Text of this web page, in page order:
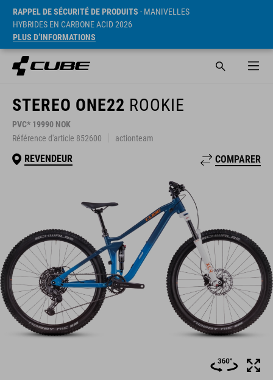
RAPPEL DE SÉCURITÉ DE PRODUITS - MANIVELLES
HYBRIDES EN CARBONE ACID 2026
PLUS D’INFORMATIONS
STEREO ONE22 ROOKIE
PVC* 19990 NOK
Référence d'article 852600
actionteam
REVENDEUR COMPARER